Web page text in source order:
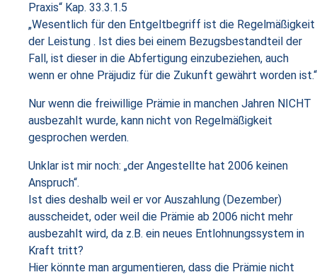
Praxis“ Kap. 33.3.1.5
„Wesentlich für den Entgeltbegriff ist die Regelmäßigkeit
der Leistung . Ist dies bei einem Bezugsbestandteil der
Fall, ist dieser in die Abfertigung einzubeziehen, auch
wenn er ohne Präjudiz für die Zukunft gewährt worden ist.“
Nur wenn die freiwillige Prämie in manchen Jahren NICHT
ausbezahlt wurde, kann nicht von Regelmäßigkeit
gesprochen werden.
Unklar ist mir noch: „der Angestellte hat 2006 keinen
Anspruch“.
Ist dies deshalb weil er vor Auszahlung (Dezember)
ausscheidet, oder weil die Prämie ab 2006 nicht mehr
ausbezahlt wird, da z.B. ein neues Entlohnungssystem in
Kraft tritt?
Hier könnte man argumentieren, dass die Prämie nicht